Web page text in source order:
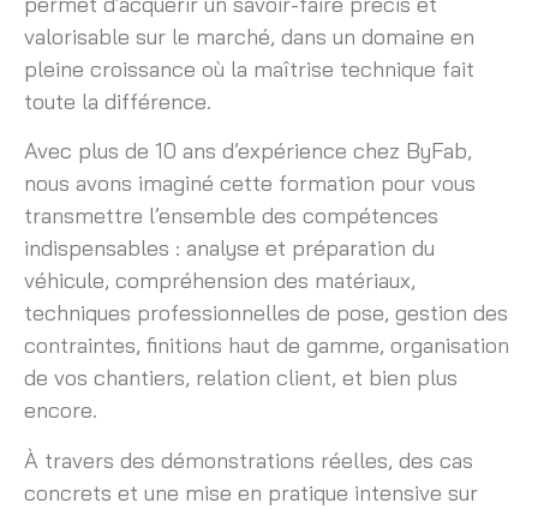
valorisable sur le marché, dans un domaine en
pleine croissance où la maîtrise technique fait
toute la différence.
Avec plus de 10 ans d’expérience chez ByFab,
nous avons imaginé cette formation pour vous
transmettre l’ensemble des compétences
indispensables : analyse et préparation du
véhicule, compréhension des matériaux,
techniques professionnelles de pose, gestion des
contraintes, finitions haut de gamme, organisation
de vos chantiers, relation client, et bien plus
encore.
À travers des démonstrations réelles, des cas
concrets et une mise en pratique intensive sur